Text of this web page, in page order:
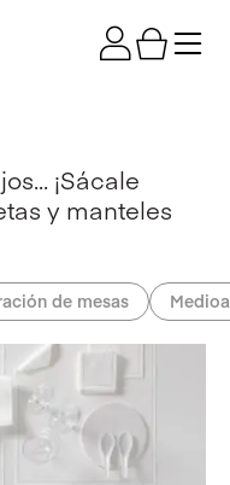
¡Sácale
y manteles
de mesas